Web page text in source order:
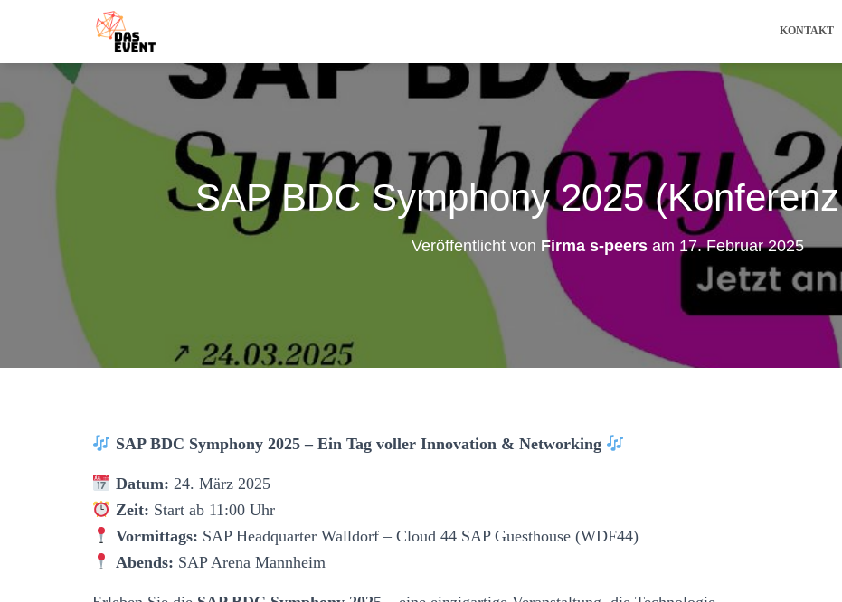
KONTAKT
SAP BDC Symphony 2025
Veröffentlicht von Firma s-peers am 17. Februar 2025
SAP BDC Symphony 2025 – Ein Tag voller Innovation & Networking
Datum: 24. März 2025
Zeit: Start ab 11:00 Uhr
Vormittags: SAP Headquarter Walldorf – Cloud 44 SAP Guesthouse (WDF44)
Abends: SAP Arena Mannheim